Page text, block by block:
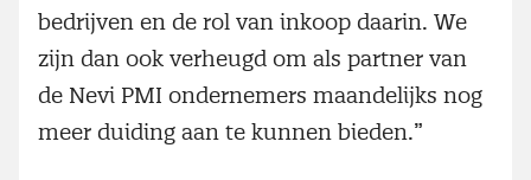
bedrijven en de rol van inkoop daarin. We
zijn dan ook verheugd om als partner van
de Nevi PMI ondernemers maandelijks nog
meer duiding aan te kunnen bieden.”